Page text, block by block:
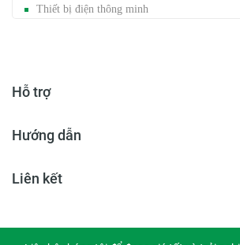
Thiết bị điện thông minh
Hỗ trợ
Hướng dẫn
Liên kết